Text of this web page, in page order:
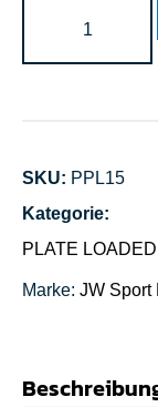
SKU: PPL15
Kategorie:
PLATE LOADED
Marke: JW Sport